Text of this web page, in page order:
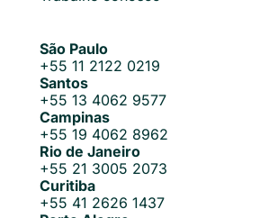
São Paulo
+55 11 2122 0219
Santos
+55 13 4062 9577
Campinas
+55 19 4062 8962
Rio de Janeiro
+55 21 3005 2073
Curitiba
+55 41 2626 1437